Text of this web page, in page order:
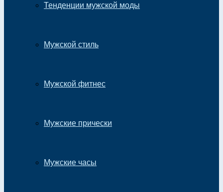
Тенденции мужской моды
Мужской стиль
Мужской фитнес
Мужские прически
Мужские часы